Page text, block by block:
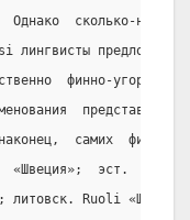
Однако  сколько-
лингвисты предложить
финно-угорской
самих
«Швеция»;  эст.  Roots
литовск. Ruoli